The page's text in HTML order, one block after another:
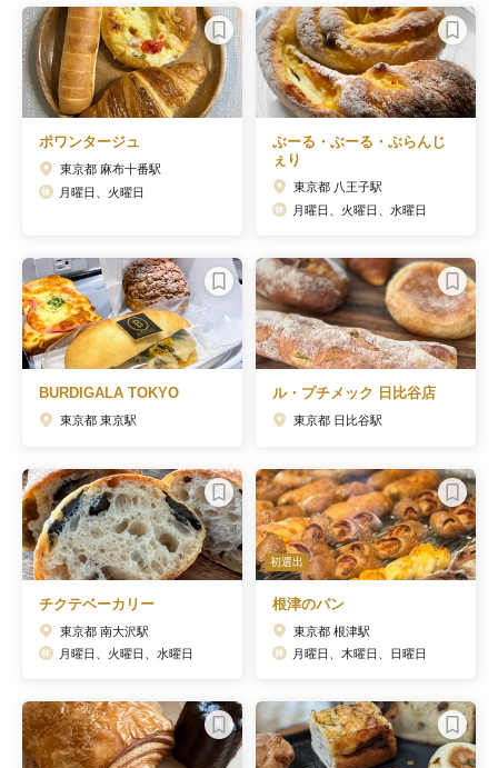
ポワンタージュ
東京都 麻布十番駅
月曜日、火曜日
ぶーる・ぶーる・ぶらんじ
ぇり
東京都 八王子駅
月曜日、火曜日、水曜日
BURDIGALA TOKYO
東京都 東京駅
ル・プチメック 日比谷店
東京都 日比谷駅
チクテベーカリー
東京都 南大沢駅
月曜日、火曜日、水曜日
初選出
根津のパン
東京都 根津駅
月曜日、木曜日、日曜日